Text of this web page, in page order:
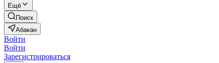
Ещё
Поиск
Абакан
Войти
Войти
Зарегистрироваться